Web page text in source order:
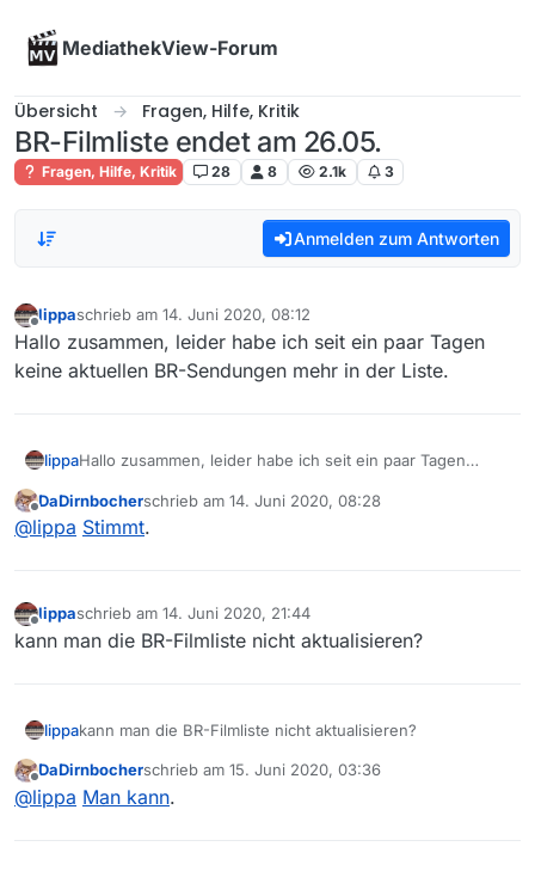
MediathekView-Forum
Übersicht Fragen, Hilfe, Kritik
BR-Filmliste endet am 26.05.
Fragen, Hilfe, Kritik 28 8 2.1k 3
Anmelden zum Antworten
Offline
lippaschrieb am 14. Juni 2020, 08:12
zuletzt editiert von
Hallo zusammen, leider habe ich seit ein paar Tagen
keine aktuellen BR-Sendungen mehr in der Liste.
lippaHallo zusammen, leider habe ich seit ein paar Tagen
Offline
DaDirnbocherschrieb am 14. Juni 2020, 08:28
zuletzt editiert von
@lippa Stimmt.
lippaschrieb am 14. Juni 2020, 21:44
zuletzt editiert von
kann man die BR-Filmliste nicht aktualisieren?
lippakann man die BR-Filmliste nicht aktualisieren?
Offline
DaDirnbocherschrieb am 15. Juni 2020, 03:36
zuletzt editiert von
@lippa Man kann.